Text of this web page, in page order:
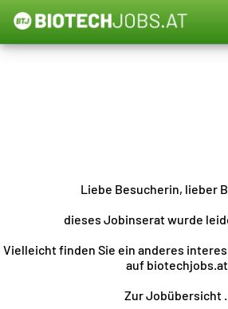
Liebe Besucherin, lieber
dieses Jobinserat wurde
Vielleicht finden Sie ein anderes
auf
Zur Jobübersicht